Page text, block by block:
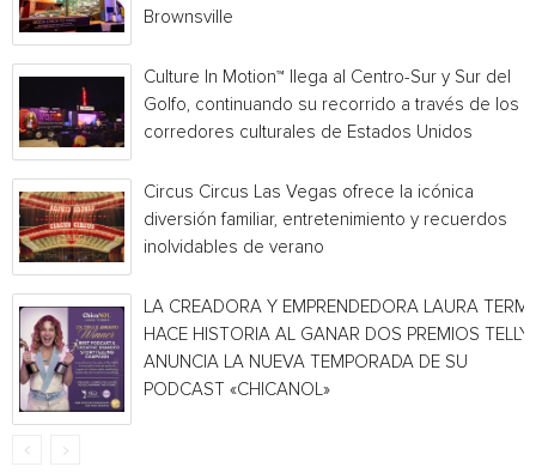
Brownsville
Culture In Motion™ llega al Centro-Sur y Sur del
Golfo, continuando su recorrido a través de los
corredores culturales de Estados Unidos
Circus Circus Las Vegas ofrece la icónica
diversión familiar, entretenimiento y recuerdos
inolvidables de verano
LA CREADORA Y EMPRENDEDORA LAURA
HACE HISTORIA AL GANAR DOS PREMIOS TELLY
ANUNCIA LA NUEVA TEMPORADA DE SU
PODCAST «CHICANOL»